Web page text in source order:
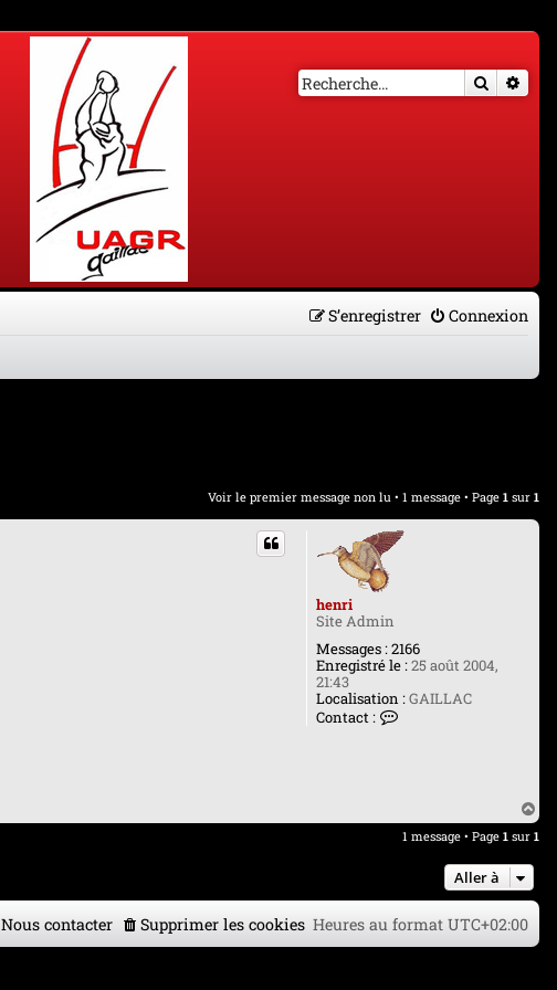
Connexion
S’enregistrer
Voir le premier message non lu • 1 message • Page 1 sur 1
henri
Site Admin
Messages :2166
Enregistré le :25 août 2004,
21:43
Localisation :GAILLAC
Contact :
e
r
n
i
a
u
1 message • Page 1 sur 1
Aller à
Heures au format UTC+02:00
Supprimer les cookies
Nous contacter